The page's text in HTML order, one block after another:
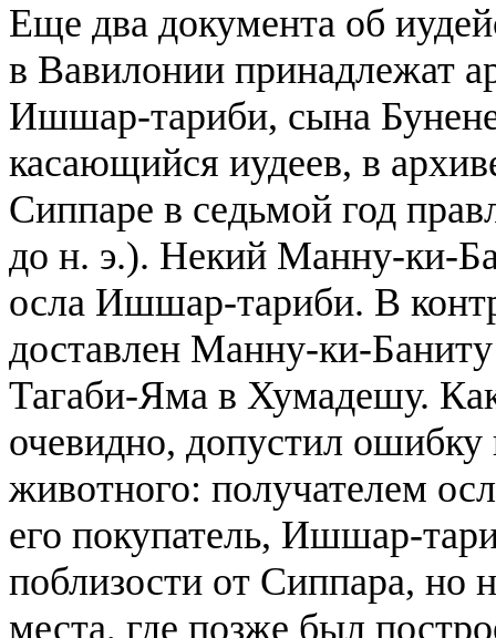
Еще два документа об
в Вавилонии принадлежат
Ишшар-тариби, сына
касающийся иудеев, в
Сиппаре в седьмой год
до н. э.). Некий Манну-ки-
осла Ишшар-тариби. В
доставлен Манну-ки-
Тагаби-Яма в Хумадешу.
очевидно, допустил
животного: получателем
его покупатель, Ишшар-
поблизости от Сиппара, но
места, где позже был